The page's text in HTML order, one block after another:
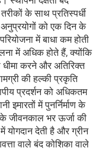
के साथ प्रतिस्पर्धी
को एक दिन के
में बाधा कम होती
में अधिक होते हैं, क्योंकि
करने और अतिरिक्त
की हल्की प्रकृति
प्रदर्शन को अधिकतम
इमारतों में पुनर्निर्माण के
के जीवनकाल भर ऊर्जा की
योगदान देती है और ग्रीन
वाले बंद कोशिका वाले